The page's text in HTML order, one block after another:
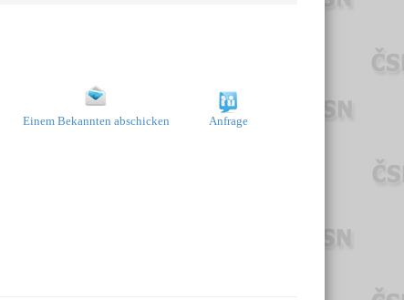
Einem Bekannten abschicken Anfrage